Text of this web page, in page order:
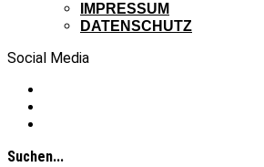
IMPRESSUM
DATENSCHUTZ
Social Media
Suchen...